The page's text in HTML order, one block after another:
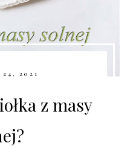
24, 2021
z masy